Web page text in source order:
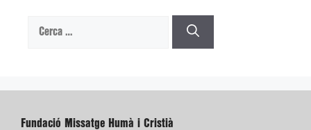
Cerca:
Fundació Missatge Humà i Cristià